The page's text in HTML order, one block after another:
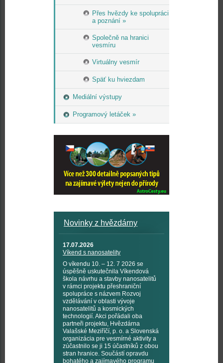
Přes hvězdy ke spolupráci
a poznání »
Společně na hranici
vesmíru
Virtuálny vesmír
Späť ku hviezdam
Mediální výstupy
Programový letáček »
Novinky z hvězdárny
17.07.2026
Víkend s nanosatelity
O víkendu 10. – 12. 7 2026 se
úspěšně uskutečnila Víkendová
škola návrhu a stavby nanosatelitů
v rámci projektu přeshraniční
spolupráce s názvem Rozvoj
vzdělávání v oblasti vývoje
nanosatelitů a kosmických
technologií. Akci pořádali oba
partneři projektu, Hvězdárna
Valašské Meziříčí, p. o. a Slovenská
organizácia pre vesmírné aktivity a
zúčastnilo se ji 15 účastníků z obou
stran hranice. Součástí opravdu
bohatého a zajímavého programu